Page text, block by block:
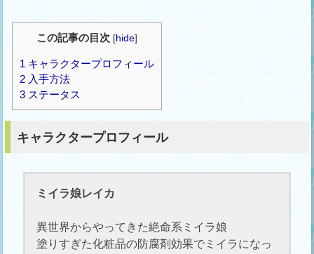
この記事の目次 [hide]
1 キャラクタープロフィール
2 入手方法
3 ステータス
キャラクタープロフィール
ミイラ娘レイカ
異世界からやってきた絶命系ミイラ娘
塗りすぎた化粧品の防腐剤効果でミイラになっ